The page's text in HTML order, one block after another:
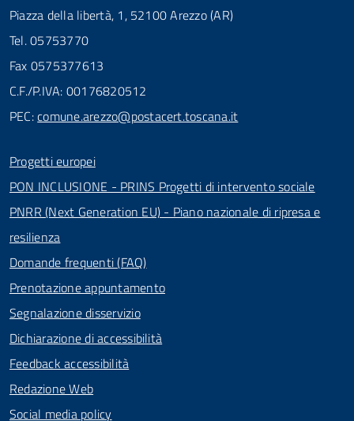
Piazza della libertà, 1, 52100 Arezzo (AR)
Tel. 05753770
Fax 0575377613
C.F./P.IVA: 00176820512
PEC:comune.arezzo@postacert.toscana.it
Progetti europei
PON INCLUSIONE - PRINS Progetti di intervento sociale
PNRR (Next Generation EU) - Piano nazionale di ripresa e
resilienza
Domande frequenti (FAQ)
Prenotazione appuntamento
Segnalazione disservizio
Dichiarazione di accessibilità
Feedback accessibilità
Redazione Web
Social media policy